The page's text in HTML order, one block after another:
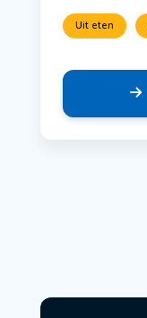
Uit eten